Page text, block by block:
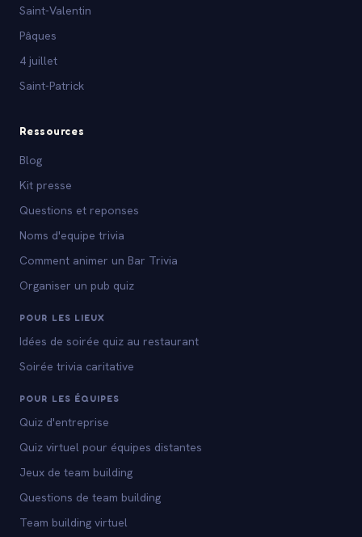
Saint-Valentin
Pâques
4 juillet
Saint-Patrick
Ressources
Blog
Kit presse
Questions et reponses
Noms d'equipe trivia
Comment animer un Bar Trivia
Organiser un pub quiz
POUR LES LIEUX
Idées de soirée quiz au restaurant
Soirée trivia caritative
POUR LES ÉQUIPES
Quiz d'entreprise
Quiz virtuel pour équipes distantes
Jeux de team building
Questions de team building
Team building virtuel